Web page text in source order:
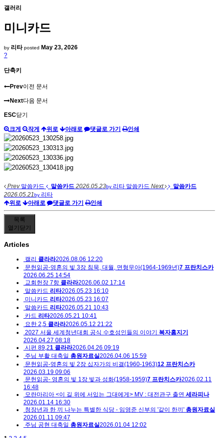
갤러리
미니카드
by 리타 posted May 23, 2026
?
단축키
Prev이전 문서
Next다음 문서
ESC닫기
크게 작게 위로 아래로 댓글로 가기 인쇄
Prev말씀카드 말씀카드 2026.05.23by 리타 말씀카드 Next
말씀카드
2026.05.21by 리타
위로
아래로 댓글로 가기 인쇄
목록
열기 닫기
Articles
캘리 클라라2026.08.06 12:20
문헌읽공-영혼의 빛 3장 침묵, 대월, 면형무아(1964-1969년)7 프란치스카
2026.06.25 14:54
교회헌장 7항 클라라2026.06.02 17:14
말씀카드 리타2026.05.23 16:10
미니카드 리타2026.05.23 16:07
말씀카드 리타2026.05.21 10:43
카드 리타2026.05.21 10:41
요한 2,5 클라라2026.05.12 21:22
2027 서울 세계청년대회 공식 수호성인들의 이야기 복자홈지기
2026.04.27 08:18
시편 89,21 클라라2026.04.26 09:19
주님 부활 대축일 총원자료실2026.04.06 15:59
문헌읽공-영혼의 빛 2장 십자가의 비결(1960-1963)12 프란치스카
2026.03.19 09:06
문헌읽공- 영혼의 빛 1장 빛과 성화(1958-1959)7 프란치스카2026.02.11
16:48
모란마리아 <이 길 위에 서있는 그대에게> MV : 대전관구 출연 세라피나
2026.01.14 16:30
청장년과 한 끼 나누는 특별한 식당 - 임영준 신부의 '같이 한끼' 총원자료실
2026.01.11 09:47
주님 공현 대축일 총원자료실2026.01.04 12:02